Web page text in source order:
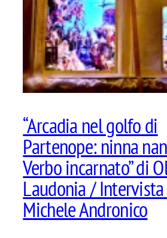
“Arcadia nel golfo di
Partenope: ninna
Verbo incarnato” di
Laudonia /
Michele Andronico